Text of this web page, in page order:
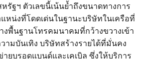
รัฐฯ ตัวเลขนี้เน้นย้ำถึงขนาดทางการ
หน่งที่โดดเด่นในฐานะบริษัทในเครือที่
งพื้นฐานโทรคมนาคมที่กว้างขวางเข้า
ามบันเทิง บริษัทสร้างรายได้ที่มั่นคง
ยบรอดแบนด์และเคเบิล ซึ่งให้บริการ